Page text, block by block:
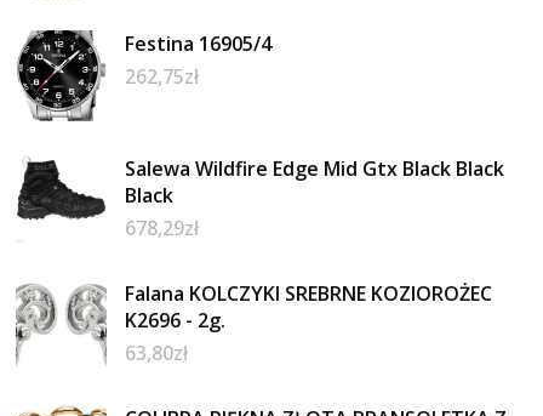
Festina 16905/4
262,75zł
Salewa Wildfire Edge Mid Gtx Black Black
Black
678,29zł
Falana KOLCZYKI SREBRNE KOZIOROŻEC
K2696 - 2g.
63,80zł